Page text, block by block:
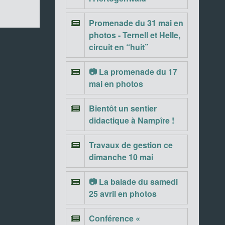
Promenade du 31 mai en
photos - Ternell et Helle,
circuit en “huit”
📷 La promenade du 17
mai en photos
Bientôt un sentier
didactique à Nampîre !
Travaux de gestion ce
dimanche 10 mai
📷 La balade du samedi
25 avril en photos
Conférence «